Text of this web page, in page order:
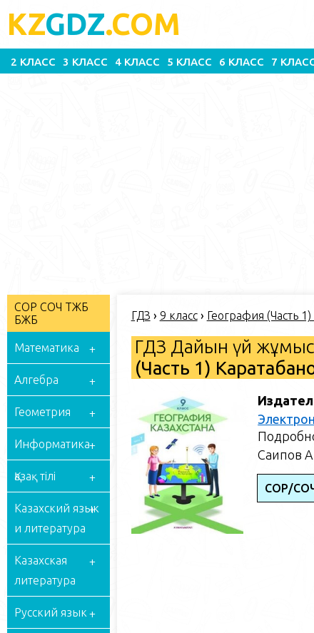
KZGDZ.COM
2 КЛАСС 3 КЛАСС 4 КЛАСС 5 КЛАСС 6 КЛАСС 7
СОР СОЧ ТЖБ
БЖБ
Математика
Алгебра
Геометрия
Информатика
Қазақ тілі
Казахский язык
и литература
Казахская
литература
Русский язык
ГДЗ › 9 класс› География (Часть
ГДЗ Дайын үй
(Часть 1)
Саипов
СОР/